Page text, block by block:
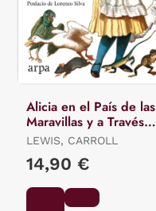
Alicia en el País de las
Maravillas y a Través
del Espejo
LEWIS, CARROLL
14,90 €